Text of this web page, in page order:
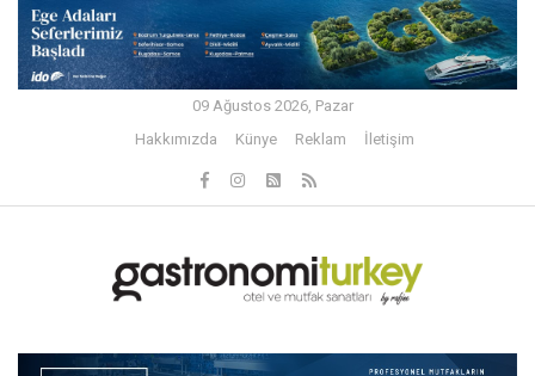
09 Ağustos 2026, Pazar
Hakkımızda
Künye Reklam İletişim